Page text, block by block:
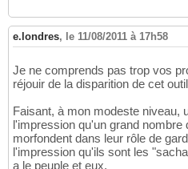
e.londres, le 11/08/2011 à 17h58
Je ne comprends pas trop vos
réjouir de la disparition de cet
Faisant, à mon modeste niveau,
l'impression qu'un grand
morfondent dans leur rôle de
l'impression qu'ils sont les
a le peuple et eux.